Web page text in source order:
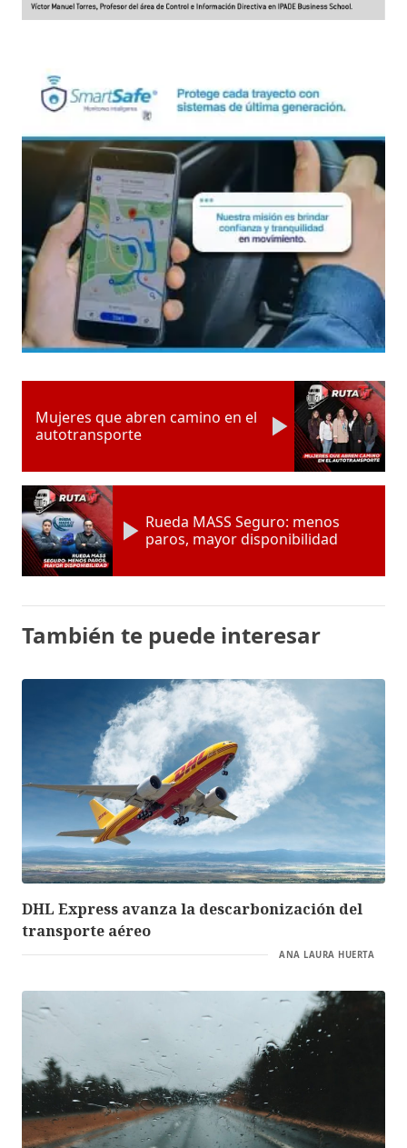
Mujeres que abren camino en el
autotransporte
Rueda MASS Seguro: menos
paros, mayor disponibilidad
También te puede interesar
DHL Express avanza la descarbonización del
transporte aéreo
ANA LAURA HUERTA